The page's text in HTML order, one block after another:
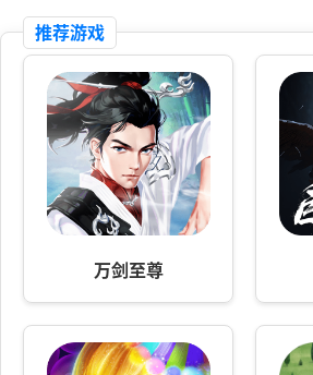
推荐游戏
万剑至尊